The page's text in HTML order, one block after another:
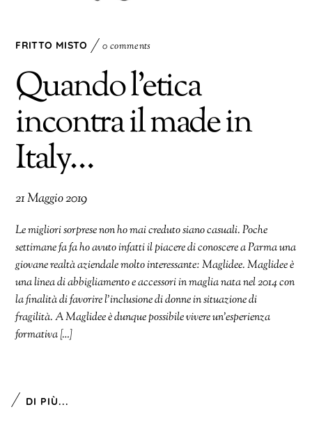
FRITTO MISTO 0 comments
Quando l’etica
incontra il made in
Italy…
21 Maggio 2019
Le migliori sorprese non ho mai creduto siano casuali. Poche
settimane fa fa ho avuto infatti il piacere di conoscere a Parma una
giovane realtà aziendale molto interessante: Maglidee. Maglidee è
una linea di abbigliamento e accessori in maglia nata nel 2014 con
la finalità di favorire l’inclusione di donne in situazione di
fragilità. A Maglidee è dunque possibile vivere un’esperienza
formativa […]
DI PIÙ...